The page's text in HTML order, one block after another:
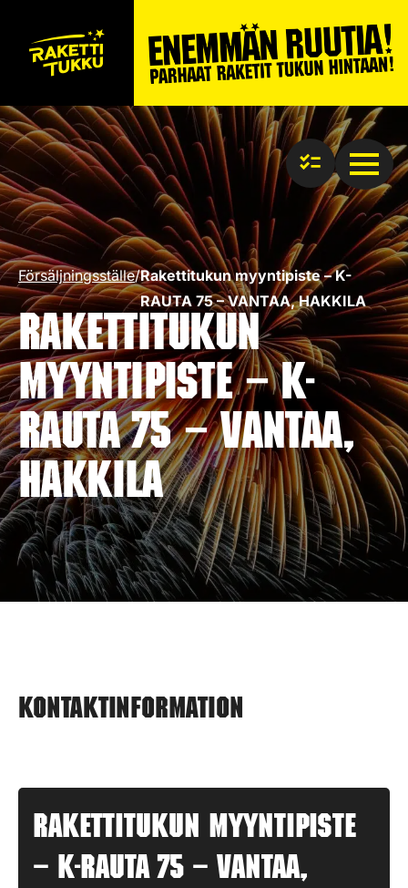
Försäljningsställe/Rakettitukun myyntipiste – K-
RAUTA 75 – VANTAA, HAKKILA
Rakettitukun
myyntipiste – K-
RAUTA 75 – VANTAA,
HAKKILA
Kontaktinformation
Rakettitukun myyntipiste
– K-RAUTA 75 – VANTAA,